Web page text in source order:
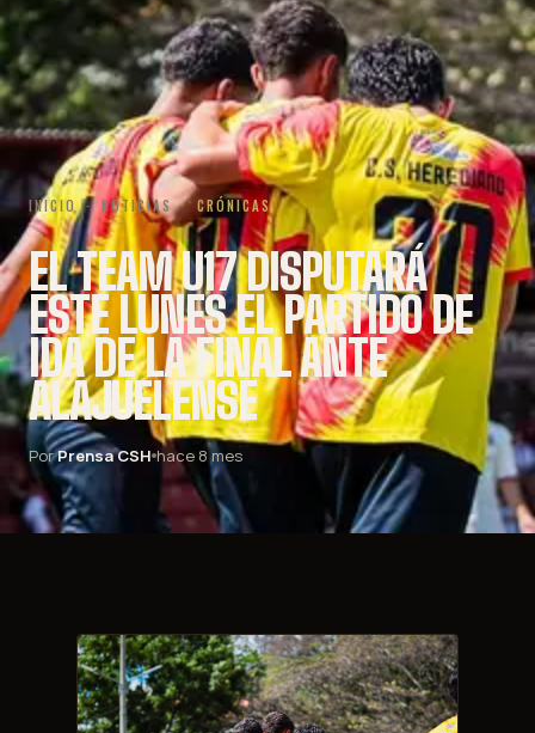
INICIO · NOTICIAS · CRÓNICAS
EL TEAM U17 DISPUTARÁ
ESTE LUNES EL PARTIDO DE
IDA DE LA FINAL ANTE
ALAJUELENSE
PorPrensa CSH hace 8 mes